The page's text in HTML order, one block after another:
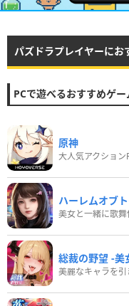
パズドラプレイヤーにお
PCで遊べるおすすめゲー
原神
大人気アクション
ハーレムオブ
美女と一緒に歌舞
総裁の野望 -美
美麗なキャラを